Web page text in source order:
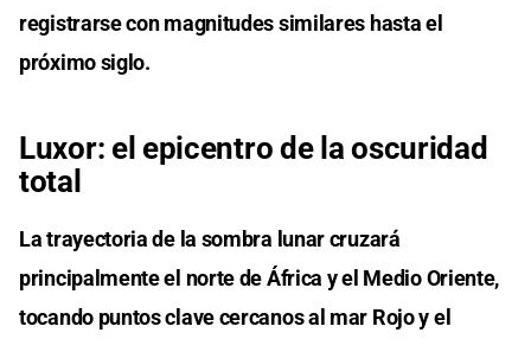
registrarse con magnitudes similares hasta el
próximo siglo.
Luxor: el epicentro de la oscuridad
total
La trayectoria de la sombra lunar cruzará
principalmente el norte de África y el Medio Oriente,
tocando puntos clave cercanos al mar Rojo y el